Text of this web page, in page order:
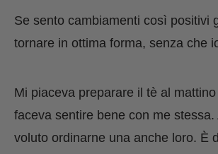
Se sento cambiamenti così
tornare in ottima forma, senza che
Mi piaceva preparare il tè al
faceva sentire bene con me
voluto ordinarne una anche loro.